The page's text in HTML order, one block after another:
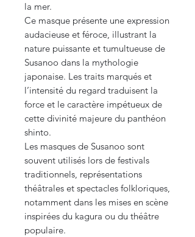
la mer.
Ce masque présente une expression
audacieuse et féroce, illustrant la
nature puissante et tumultueuse de
Susanoo dans la mythologie
japonaise. Les traits marqués et
l’intensité du regard traduisent la
force et le caractère impétueux de
cette divinité majeure du panthéon
shinto.
Les masques de Susanoo sont
souvent utilisés lors de festivals
traditionnels, représentations
théâtrales et spectacles folkloriques,
notamment dans les mises en scène
inspirées du kagura ou du théâtre
populaire.